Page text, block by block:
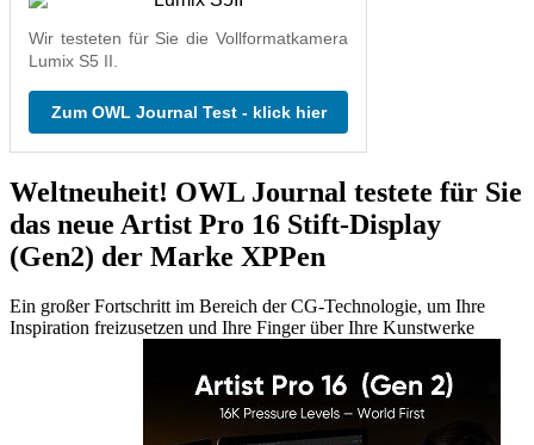
Wir testeten für Sie die Vollformatkamera
Lumix S5 II.
Zum OWL Journal Test - klick hier
Weltneuheit! OWL Journal testete für Sie
das neue Artist Pro 16 Stift-Display
(Gen2) der Marke XPPen
Ein großer Fortschritt im Bereich der CG-Technologie, um Ihre
Inspiration freizusetzen und Ihre Finger über Ihre Kunstwerke